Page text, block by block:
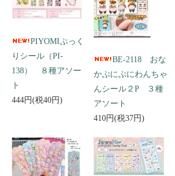
PIYOMIぷっく
りシール（PI-
138） ８種アソー
ト
444円(税40円)
BE-2118 おな
かぷにぷにわんちゃ
んシール２P ３種
アソート
410円(税37円)